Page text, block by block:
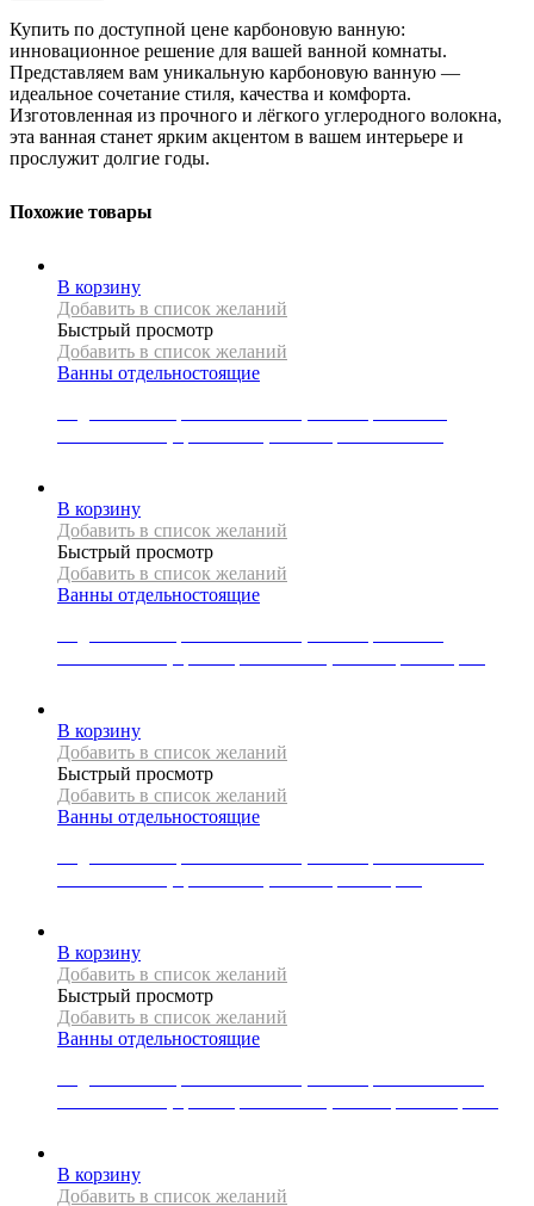
Купить по доступной цене карбоновую ванную:
инновационное решение для вашей ванной комнаты.
Представляем вам уникальную карбоновую ванную —
идеальное сочетание стиля, качества и комфорта.
Изготовленная из прочного и лёгкого углеродного волокна,
эта ванная станет ярким акцентом в вашем интерьере и
прослужит долгие годы.
Похожие товары
В корзину
Добавить в список желаний
Быстрый просмотр
Добавить в список желаний
Ванны отдельностоящие
В корзину
Добавить в список желаний
Быстрый просмотр
Добавить в список желаний
Ванны отдельностоящие
В корзину
Добавить в список желаний
Быстрый просмотр
Добавить в список желаний
Ванны отдельностоящие
В корзину
Добавить в список желаний
Быстрый просмотр
Добавить в список желаний
Ванны отдельностоящие
В корзину
Добавить в список желаний